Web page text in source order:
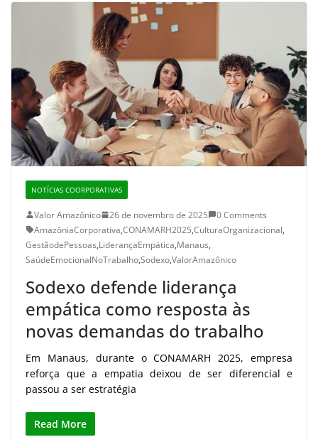
NOTÍCIAS COORPORATIVAS
Valor Amazônico 26 de novembro de 2025
0 Comments
AmazôniaCorporativa,CONAMARH2025,CulturaOrganizacional,
GestãodePessoas,LiderançaEmpática,Manaus,
SaúdeEmocionalNoTrabalho,Sodexo,ValorAmazônico
Sodexo defende liderança
empática como resposta às
novas demandas do trabalho
Em Manaus, durante o CONAMARH 2025, empresa
reforça que a empatia deixou de ser diferencial e
passou a ser estratégia
Read More